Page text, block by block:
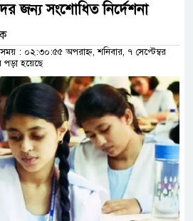
জন্য সংশোধিত নির্দেশনা
: ০২:৩০:৫৫ অপরাহ্ন, শনিবার, ৭ সেপ্টেম্বর
পড়া হয়েছে